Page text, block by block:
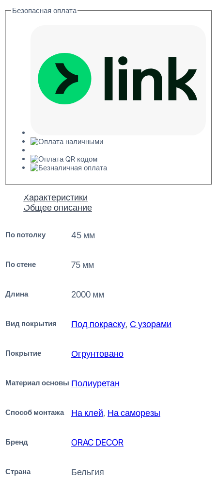
Безопасная оплата
Характеристики
Общее описание
По потолку 45 мм
По стене 75 мм
Длина 2000 мм
Вид покрытия Под покраску, С узорами
Покрытие Огрунтовано
Материал основы Полиуретан
Способ монтажа На клей, На саморезы
Бренд ORAC DECOR
Страна Бельгия